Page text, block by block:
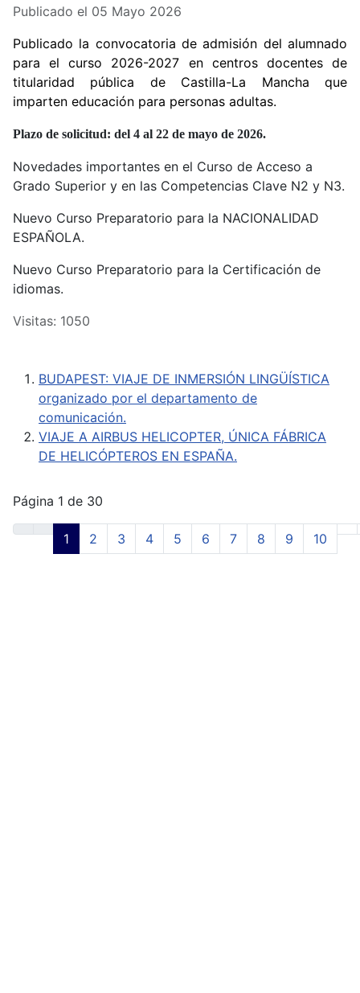
Publicado el 05 Mayo 2026
Publicado la convocatoria de admisión del alumnado
para el curso 2026-2027 en centros docentes de
titularidad pública de Castilla-La Mancha que
imparten educación para personas adultas.
Plazo de solicitud: del 4 al 22 de mayo de 2026.
Novedades importantes en el Curso de Acceso a
Grado Superior y en las Competencias Clave N2 y N3.
Nuevo Curso Preparatorio para la NACIONALIDAD
ESPAÑOLA.
Nuevo Curso Preparatorio para la Certificación de
idiomas.
Visitas: 1050
BUDAPEST: VIAJE DE INMERSIÓN LINGÜÍSTICA
organizado por el departamento de
comunicación.
VIAJE A AIRBUS HELICOPTER, ÚNICA FÁBRICA
DE HELICÓPTEROS EN ESPAÑA.
Página 1 de 30
1 2 3 4 5 6 7 8 9 10